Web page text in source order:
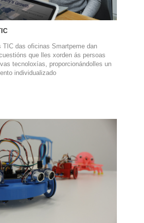
TIC das oficinas Smartpeme dan
que lles xorden ás persoas
tecnoloxías, proporcionándolles un
individualizado